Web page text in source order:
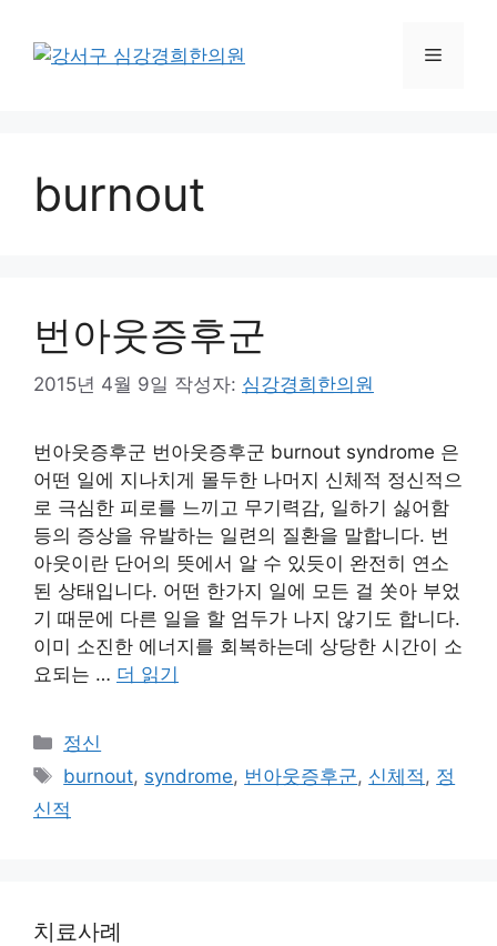
메
burnout
번아웃증후군
2015년 4월 9일 작성자: 심강경희한의원
번아웃증후군 번아웃증후군 burnout syndrome 은
어떤 일에 지나치게 몰두한 나머지 신체적 정신적으
로 극심한 피로를 느끼고 무기력감, 일하기 싫어함
등의 증상을 유발하는 일련의 질환을 말합니다. 번
아웃이란 단어의 뜻에서 알 수 있듯이 완전히 연소
된 상태입니다. 어떤 한가지 일에 모든 걸 쏫아 부었
기 때문에 다른 일을 할 엄두가 나지 않기도 합니다.
이미 소진한 에너지를 회복하는데 상당한 시간이 소
요되는 … 더 읽기
카
테
리
정신
태
그
burnout, syndrome, 번아웃증후군, 신체적 , 정
신적
치료사례